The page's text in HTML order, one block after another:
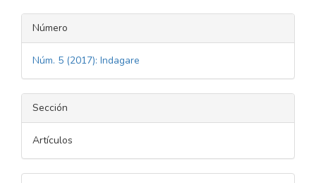
Número
Núm. 5 (2017): Indagare
Sección
Artículos